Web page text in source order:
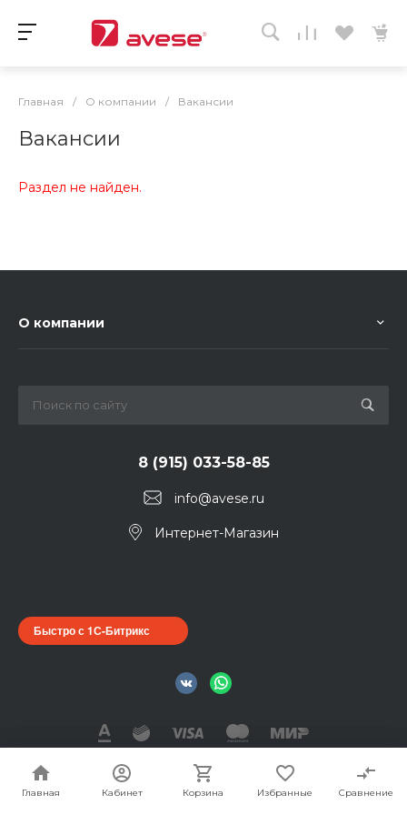
Главная Кабинет Корзина Избранные Сравнение
Главная Кабинет Корзина Избранные Сравнение
Главная / О компании / Вакансии
Вакансии
Раздел не найден.
О компании
info@avese.ru
8 (915) 033-58-85
Интернет-Магазин
Быстро с 1С-Битрикс
© 2026 AVESE, Все права защищены